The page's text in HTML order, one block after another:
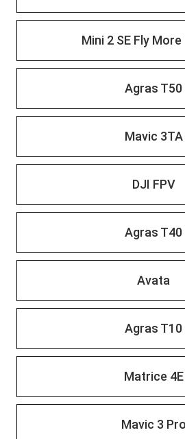
Mini 2 SE Fly
Agras T50
Mavic 3TA
DJI FPV
Agras T40
Avata
Agras T10
Matrice 4E
Mavic 3 Pro